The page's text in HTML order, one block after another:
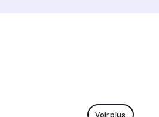
Voir plus